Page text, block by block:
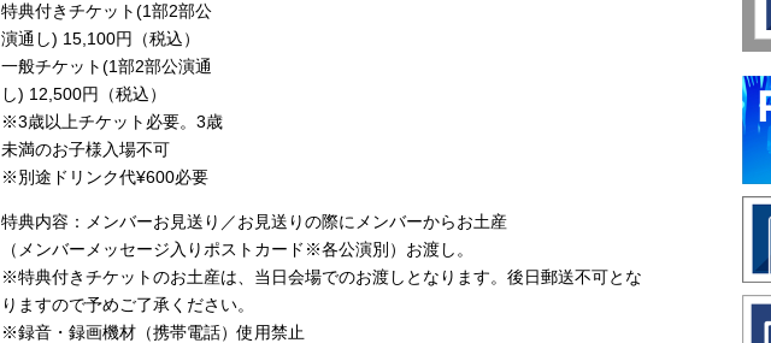
特典付きチケット(1部2部公
演通し) 15,100円（税込）
一般チケット(1部2部公演通
し) 12,500円（税込）
※3歳以上チケット必要。3歳
未満のお子様入場不可
※別途ドリンク代¥600必要
特典内容：メンバーお見送り／お見送りの際にメンバーからお土産
（メンバーメッセージ入りポストカード※各公演別）お渡し。
※特典付きチケットのお土産は、当日会場でのお渡しとなります。後日郵送不可とな
りますので予めご了承ください。
※録音・録画機材（携帯電話）使用禁止